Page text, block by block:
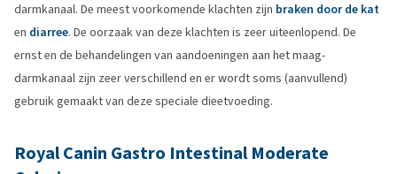
darmkanaal. De meest voorkomende klachten zijn braken door de kat
en diarree. De oorzaak van deze klachten is zeer uiteenlopend. De
ernst en de behandelingen van aandoeningen aan het maag-
darmkanaal zijn zeer verschillend en er wordt soms (aanvullend)
gebruik gemaakt van deze speciale dieetvoeding.
Royal Canin Gastro Intestinal Moderate